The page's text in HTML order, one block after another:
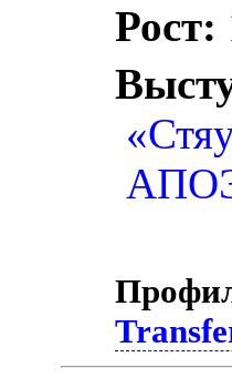
Рост: